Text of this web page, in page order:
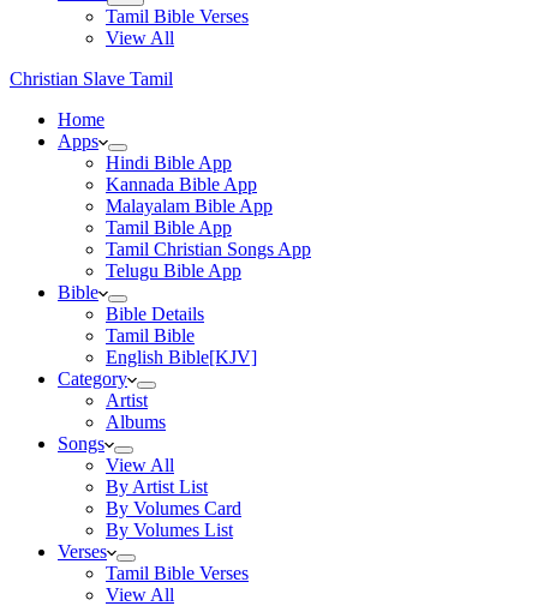
Tamil Bible Verses
View All
Christian Slave Tamil
Home
Apps
Hindi Bible App
Kannada Bible App
Malayalam Bible App
Tamil Bible App
Tamil Christian Songs App
Telugu Bible App
Bible
Bible Details
Tamil Bible
English Bible[KJV]
Category
Artist
Albums
Songs
View All
By Artist List
By Volumes Card
By Volumes List
Verses
Tamil Bible Verses
View All